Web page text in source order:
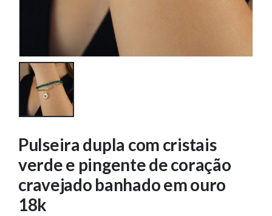
Pulseira dupla com cristais
verde e pingente de coração
cravejado banhado em ouro
18k